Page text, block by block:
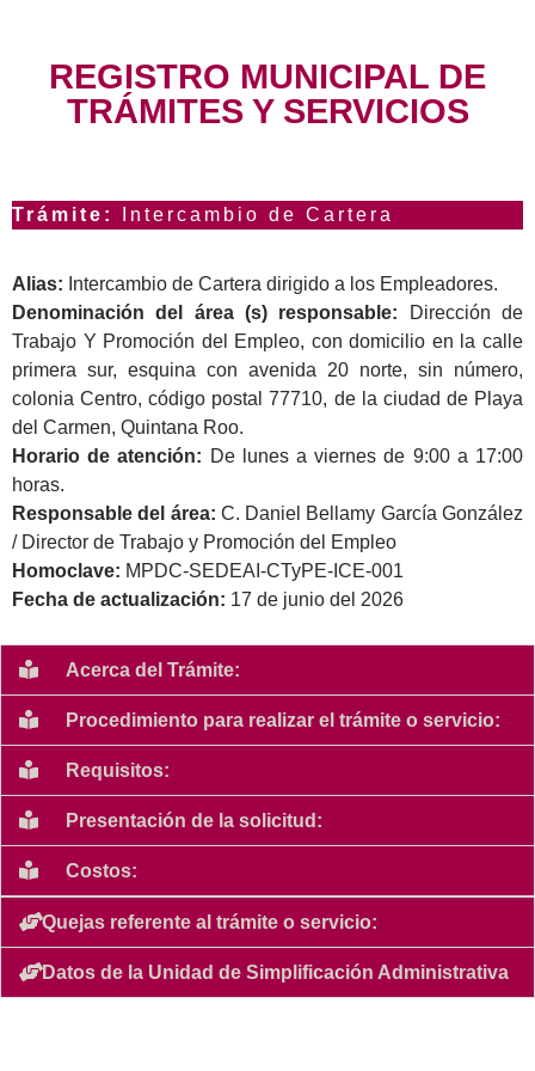
REGISTRO MUNICIPAL DE
TRÁMITES Y SERVICIOS
Trámite: Intercambio de Cartera
Alias: Intercambio de Cartera dirigido a los Empleadores.
Denominación del área (s) responsable: Dirección de
Trabajo Y Promoción del Empleo, con domicilio en la calle
primera sur, esquina con avenida 20 norte, sin número,
colonia Centro, código postal 77710, de la ciudad de Playa
del Carmen, Quintana Roo.
Horario de atención: De lunes a viernes de 9:00 a 17:00
horas.
Responsable del área: C. Daniel Bellamy García González
/ Director de Trabajo y Promoción del Empleo
Homoclave: MPDC-SEDEAI-CTyPE-ICE-001
Fecha de actualización: 17 de junio del 2026
Acerca del Trámite:
Procedimiento para realizar el trámite o servicio:
Requisitos:
Presentación de la solicitud:
Costos:
Quejas referente al trámite o servicio:
Datos de la Unidad de Simplificación Administrativa